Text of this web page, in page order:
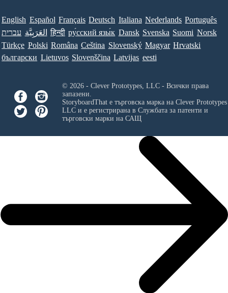
English Español Français Deutsch Italiana Nederlands Português
עברית العَرَبِيَّة हिन्दी ру́сский язы́к Dansk Svenska Suomi Norsk
Türkçe Polski Româna Ceština Slovenský Magyar Hrvatski
български Lietuvos Slovenščina Latvijas eesti
© 2026 - Clever Prototypes, LLC - Всички права
запазени.
StoryboardThat е търговска марка на Clever
LLCи е регистрирана в Службата за патенти и
търговски марки на САЩ